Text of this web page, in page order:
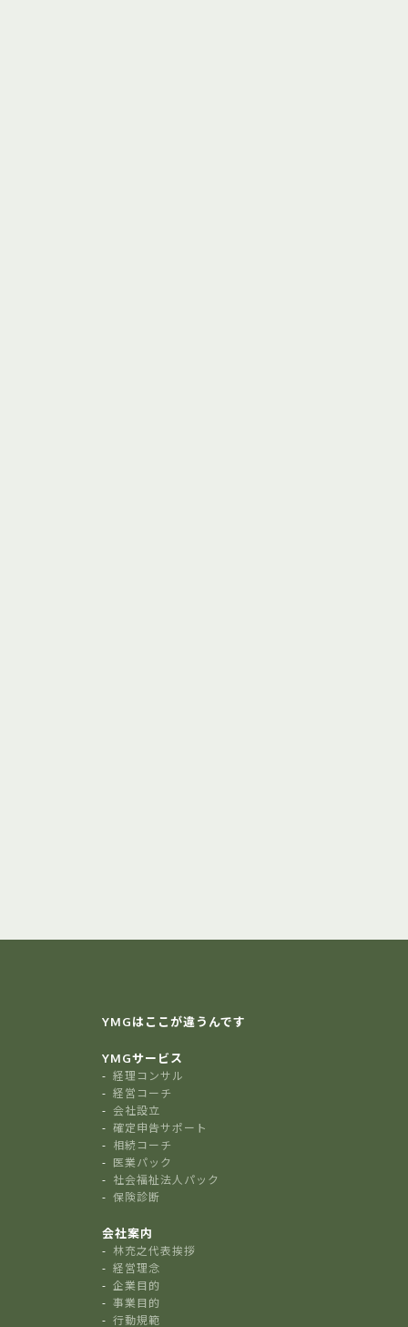
YMGはここが違うんです
YMGサービス
経理コンサル
経営コーチ
会社設立
確定申告サポート
相続コーチ
医業パック
社会福祉法人パック
保険診断
会社案内
林充之代表挨拶
経営理念
企業目的
事業目的
行動規範